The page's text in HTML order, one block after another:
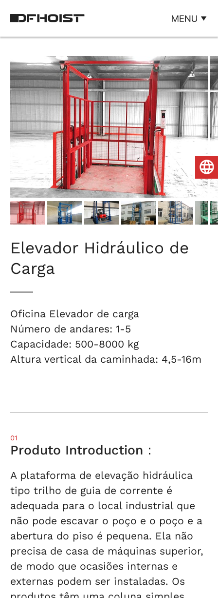
Elevador Hidráulico de
Carga
Oficina Elevador de carga
Número de andares: 1-5
Capacidade: 500-8000 kg
Altura vertical da caminhada: 4,5-16m
01
Produto Introduction：
A plataforma de elevação hidráulica
tipo trilho de guia de corrente é
adequada para o local industrial que
não pode escavar o poço e o poço e a
abertura do piso é pequena. Ela não
precisa de casa de máquinas superior,
de modo que ocasiões internas e
externas podem ser instaladas. Os